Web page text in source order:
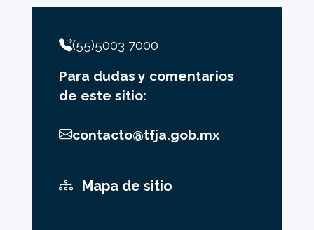
(55)5003 7000
Para dudas y comentarios
de este sitio:
contacto@tfja.gob.mx
Mapa de sitio